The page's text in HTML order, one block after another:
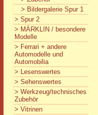
> Bildergalerie Spur 1
> Spur 2
> MÄRKLIN / besondere
Modelle
> Ferrari + andere
Automodelle und
Automobilia
> Lesenswertes
> Sehenswertes
> Werkzeug/technisches
Zubehör
> Vitrinen